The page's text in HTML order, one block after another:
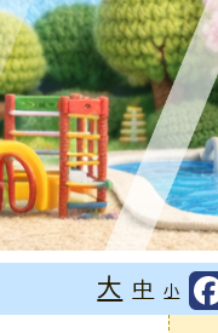
大 中 小